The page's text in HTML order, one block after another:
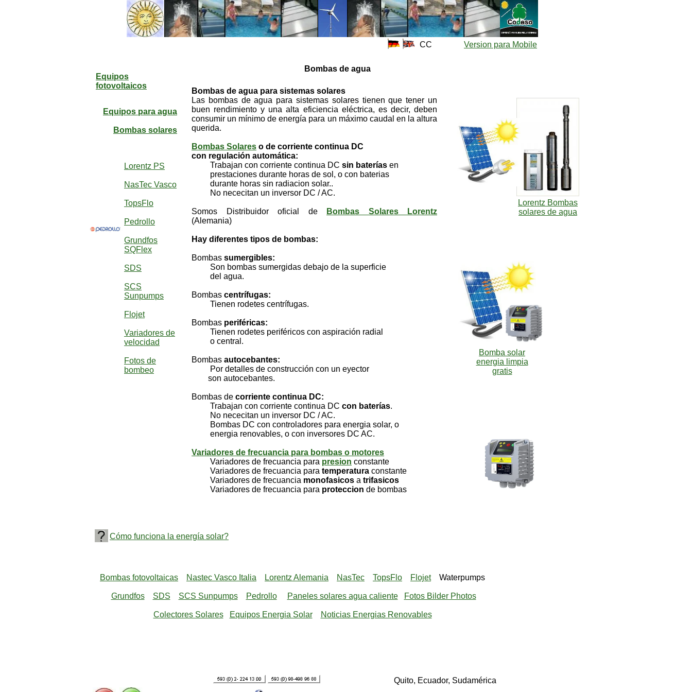
Equipos
fotovoltaicos
Lorentz Bombas
solares de agua
Cómo funciona la energía solar?
Lorentz PS
NasTec Vasco
TopsFlo
Pedrollo
Grundfos
SQFlex
SDS
SCS
Sunpumps
Flojet
Variadores de
velocidad
Fotos de
bombeo
Quito, Ecuador, Sudamérica
Bombas fotovoltaicas Nastec Vasco Italia Lorentz Alemania NasTec TopsFlo FlojetWaterpumps
Grundfos SDS SCS Sunpumps Pedrollo Paneles solares agua caliente Fotos Bilder Photos
Colectores Solares Equipos Energia Solar Noticias Energias Renovables
Equipos para agua
Bombas solares
Bombas de agua
Bombas de agua para sistemas solares
Las bombas de agua para sistemas solares tienen que tener un
buen rendimiento y una alta eficiencia eléctrica, es decir, deben
consumir un mínimo de energía para un máximo caudal en la altura
querida.
Bombas Solares o de corriente continua DC
con regulación automática:
Trabajan con corriente continua DC sin baterías en
prestaciones durante horas de sol, o con baterias
durante horas sin radiacion solar..
No nececitan un inversor DC / AC.
Somos Distribuidor oficial de
Bombas Solares Lorentz
(Alemania)
Hay diferentes tipos de bombas:
Bombas sumergibles:
Son bombas sumergidas debajo de la superficie
del agua.
Bombas centrífugas:
Tienen rodetes centrífugas.
Bombas periféricas:
Tienen rodetes periféricos con aspiración radial
o central.
Bombas autocebantes:
Por detalles de construcción con un eyector
son autocebantes.
Bombas de corriente continua DC:
Trabajan con corriente continua DC con baterías.
No nececitan un inversor DC / AC.
Bombas DC con controladores para energia solar, o
energia renovables, o con inversores DC AC.
Variadores de frecuancia para bombas o motores
Variadores de frecuancia para presion constante
Variadores de frecuancia para temperatura constante
Variadores de frecuancia monofasicos a trifasicos
Variadores de frecuancia para proteccion de bombas
Bomba solar
energia limpia
gratis
Version para Mobile
CC